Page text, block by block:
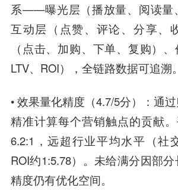
系——曝光层（播放量、阅读量
互动层（点赞、评论、分享、
（点击、加购、下单、复购）、
LTV、ROI），全链路数据可追溯。
• 效果量化精度（4.7/5分）：通
精准计算每个营销触点的贡献
6.2:1，远超行业平均水平（社
ROI约1:5.78）。未给满分因部
精度仍有优化空间。